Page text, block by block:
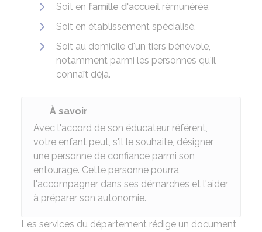
Soit en famille d'accueil rémunérée,
Soit en établissement spécialisé,
Soit au domicile d'un tiers bénévole,
notamment parmi les personnes qu'il
connaît déjà.
À savoir
Avec l'accord de son éducateur référent,
votre enfant peut, s'il le souhaite, désigner
une personne de confiance parmi son
entourage. Cette personne pourra
l'accompagner dans ses démarches et l'aider
à préparer son autonomie.
Les services du département rédige un document